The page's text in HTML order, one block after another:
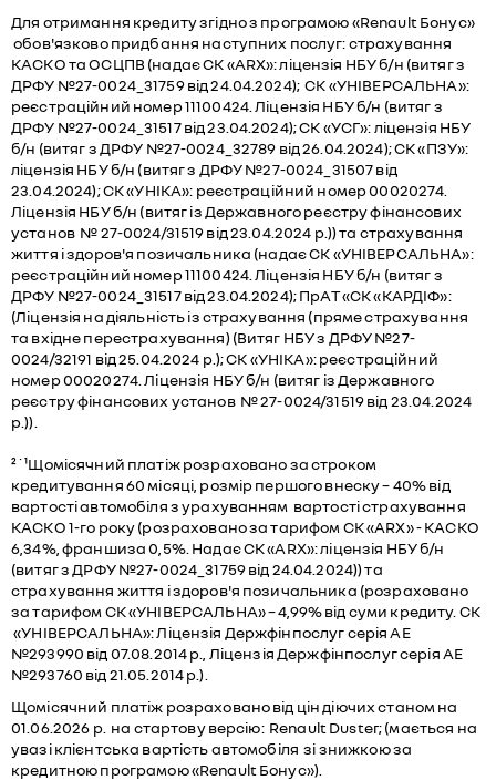
Для отримання кредиту згідно з програмою «Renault Бонус»
обов'язково придбання наступних послуг: страхування
КАСКО та ОСЦПВ (надає СК «ARX»: ліцензія НБУ б/н (витяг з
ДРФУ №27-0024_31759 від 24.04.2024); СК «УНІВЕРСАЛЬНА»:
реєстраційний номер 11100424. Ліцензія НБУ б/н (витяг з
ДРФУ №27-0024_31517 від 23.04.2024); СК «УСГ»: ліцензія НБУ
б/н (витяг з ДРФУ №27-0024_32789 від 26.04.2024); СК «ПЗУ»:
ліцензія НБУ б/н (витяг з ДРФУ №27-0024_31507 від
23.04.2024); СК «УНІКА»: реєстраційний номер 00020274.
Ліцензія НБУ б/н (витяг із Державного реєстру фінансових
установ № 27-0024/31519 від 23.04.2024 р.)) та страхування
життя і здоров'я позичальника (надає СК «УНІВЕРСАЛЬНА»:
реєстраційний номер 11100424. Ліцензія НБУ б/н (витяг з
ДРФУ №27-0024_31517 від 23.04.2024); ПрАТ «СК «КАРДІФ»:
(Ліцензія на діяльність із страхування (пряме страхування
та вхідне перестрахування) (Витяг НБУ з ДРФУ №27-
0024/32191 від 25.04.2024 р.); СК «УНІКА»: реєстраційний
номер 00020274. Ліцензія НБУ б/н (витяг із Державного
реєстру фінансових установ № 27-0024/31519 від 23.04.2024
р.)).
²˙¹Щомісячний платіж розраховано за строком
кредитування 60 місяці, розмір першого внеску – 40% від
вартості автомобіля з урахуванням вартості страхування
КАСКО 1-го року (розраховано за тарифом СК «ARX» - КАСКО
6,34%, франшиза 0,5%. Надає СК «ARX»: ліцензія НБУ б/н
(витяг з ДРФУ №27-0024_31759 від 24.04.2024)) та
страхування життя і здоров'я позичальника (розраховано
за тарифом СК «УНІВЕРСАЛЬНА» – 4,99% від суми кредиту. СК
«УНІВЕРСАЛЬНА»: Ліцензія Держфінпослуг серія АЕ
№293990 від 07.08.2014 р., Ліцензія Держфінпослуг серія АЕ
№293760 від 21.05.2014 р.).
Щомісячний платіж розраховано від цін діючих станом на
01.06.2026 р. на стартову версію: Renault Duster; (мається на
увазі клієнтська вартість автомобіля зі знижкою за
кредитною програмою «Renault Бонус»).